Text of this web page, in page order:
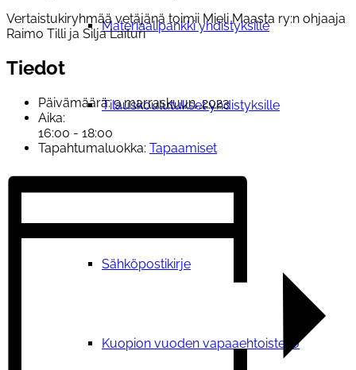
Materiaalipankki yhdistyksille
Tilauskoulutukset yhdistyksille
Sähköpostikirje
Kuopion vuoden vapaaehtoisteko
Vertaistukiryhmää vetäjänä toimii Mieli Maasta ry:n ohjaaja
Raimo Tilli ja Silja Laituri
Tiedot
Päivämäärä: 9 marraskuun, 2023
Aika:
16:00 - 18:00
Tapahtumaluokka: Tapaamiset